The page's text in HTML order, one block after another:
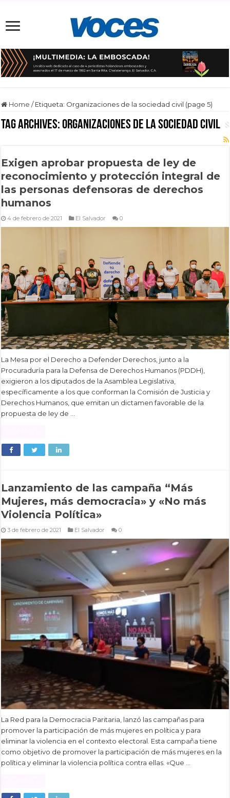
Home / Etiqueta: Organizaciones de la sociedad civil (page 5)
Tag Archives:Organizaciones de la sociedad civil
Exigen aprobar propuesta de ley de
reconocimiento y protección integral de
las personas defensoras de derechos
humanos
4 de febrero de 2021 El Salvador 0
La Mesa por el Derecho a Defender Derechos, junto a la
Procuraduría para la Defensa de Derechos Humanos (PDDH),
exigieron a los diputados de la Asamblea Legislativa,
específicamente a los que conforman la Comisión de Justicia y
Derechos Humanos, que emitan un dictamen favorable de la
propuesta de ley de …
Lanzamiento de las campaña “Más
Mujeres, más democracia» y «No más
Violencia Política»
3 de febrero de 2021 El Salvador 0
La Red para la Democracia Paritaria, lanzó las campañas para
promover la participación de más mujeres en política y para
eliminar la violencia en el contexto electoral. Esta campaña tiene
como objetivo de promover la participación de más mujeres en la
política y eliminar la violencia política contra ellas. «Que …